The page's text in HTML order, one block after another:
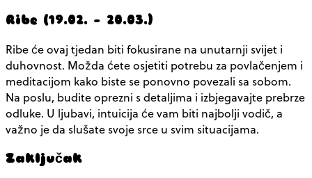
Ribe (19.02. – 20.03.)
Ribe će ovaj tjedan biti fokusirane na unutarnji svijet i
duhovnost. Možda ćete osjetiti potrebu za povlačenjem i
meditacijom kako biste se ponovno povezali sa sobom.
Na poslu, budite oprezni s detaljima i izbjegavajte prebrze
odluke. U ljubavi, intuicija će vam biti najbolji vodič, a
važno je da slušate svoje srce u svim situacijama.
Zaključak